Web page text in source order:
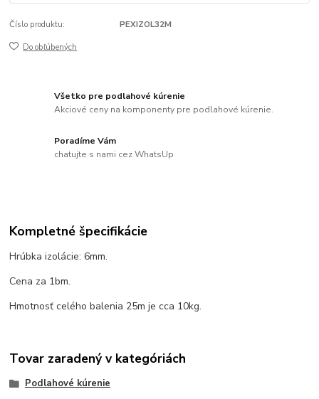
Číslo produktu: PEXIZOL32M
Do obľúbených
Všetko pre podlahové kúrenie
Akciové ceny na komponenty pre podlahové kúrenie.
Poradíme Vám
chatujte s nami cez WhatsUp
Kompletné špecifikácie
Hrúbka izolácie: 6mm.
Cena za 1bm.
Hmotnosť celého balenia 25m je cca 10kg.
Tovar zaradený v kategóriách
Podlahové kúrenie